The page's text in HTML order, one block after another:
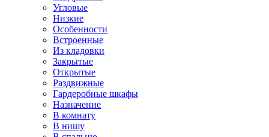
Угловые
Низкие
Особенности
Встроенные
Из кладовки
Закрытые
Открытые
Раздвижные
Гардеробные шкафы
Назначение
В комнату
В нишу